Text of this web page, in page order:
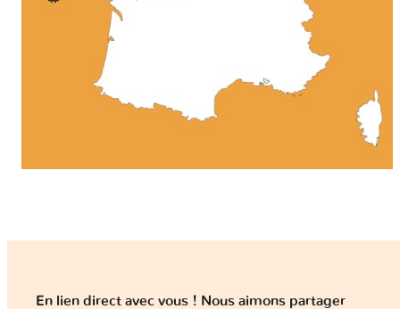
En lien direct avec vous ! Nous aimons partager